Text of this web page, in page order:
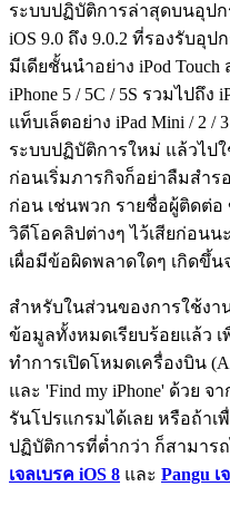
ระบบปฏิบัติการล่าสุดบนอุปก
iOS 9.0 ถึง 9.0.2 ที่รองรับอุ
มีเดียชั้นนำอย่าง iPod
iPhone 5 / 5C / 5S รวมไปถึง
แท็บเล็ตอย่าง iPad Mini / 2 /
ระบบปฏิบัติการใหม่ แล้วไปใ
ก่อนเริ่มภารกิจก็อย่าลืมสำร
ก่อน เช่นพวก รายชื่อผู้ติดต่อ
วิดีโอคลิปต่างๆ ไว้เสียก่อนน
เผื่อมีข้อผิดพลาดใดๆ เกิดขึ้น
สำหรับในส่วนของการใช้ง
ข้อมูลทั้งหมดเรียบร้อยแล้ว เ
ทำการเปิดโหมดเครื่องบิน
และ 'Find my iPhone' ด้วย
รันโปรแกรมได้เลย หรือถ้าเ
ปฏิบัติการที่ต่ำกว่า ก็สามาร
เจลเบรค iOS 8 และ Pangu เ